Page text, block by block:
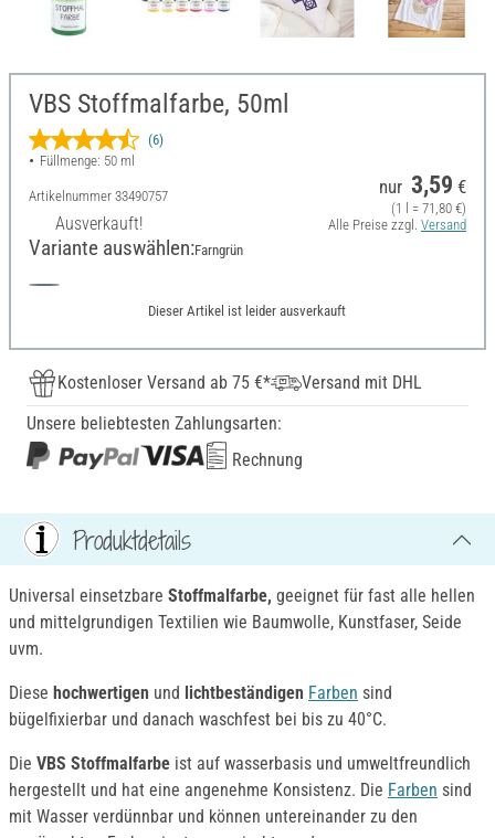
VBS Stoffmalfarbe, 50ml
(6)
Füllmenge: 50 ml
Artikelnummer 33490757
Ausverkauft!
nur 3,59 €
(1 l = 71,80 €)
Alle Preise zzgl. Versand
Variante auswählen:Farngrün
Dieser Artikel ist leider ausverkauft
Kostenloser Versand ab 75 €*
Versand mit DHL
Unsere beliebtesten Zahlungsarten:
Rechnung
Produktdetails
Universal einsetzbare Stoffmalfarbe, geeignet für fast alle hellen
und mittelgrundigen Textilien wie Baumwolle, Kunstfaser, Seide
uvm.
Diese hochwertigen und lichtbeständigen Farben sind
bügelfixierbar und danach waschfest bei bis zu 40°C.
Die VBS Stoffmalfarbe ist auf wasserbasis und umweltfreundlich
hergestellt und hat eine angenehme Konsistenz. Die Farben sind
mit Wasser verdünnbar und können untereinander zu den